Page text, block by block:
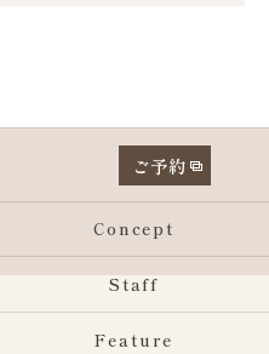
ご予約
Concept
Staff
Feature